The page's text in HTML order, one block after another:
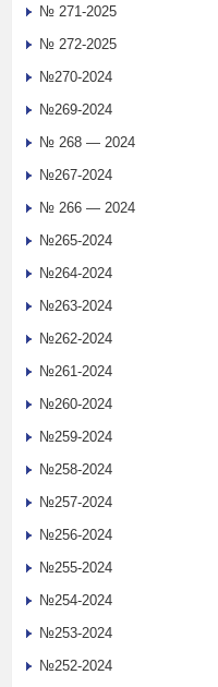
№ 271-2025
№ 272-2025
№270-2024
№269-2024
№ 268 — 2024
№267-2024
№ 266 — 2024
№265-2024
№264-2024
№263-2024
№262-2024
№261-2024
№260-2024
№259-2024
№258-2024
№257-2024
№256-2024
№255-2024
№254-2024
№253-2024
№252-2024